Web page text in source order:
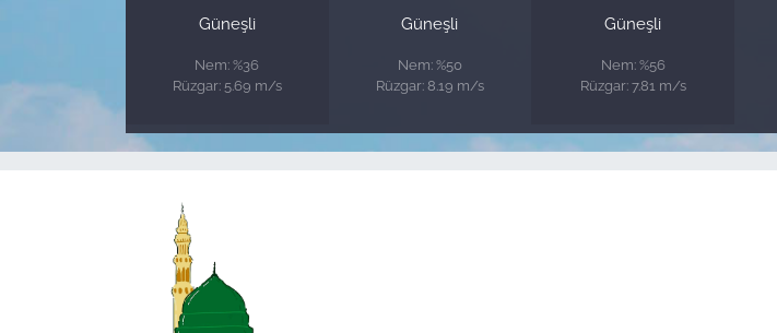
Güneşli
Nem: %36
Rüzgar: 5.69 m/s
Güneşli
Nem: %50
Rüzgar: 8.19 m/s
Güneşli
Nem: %56
Rüzgar: 7.81 m/s